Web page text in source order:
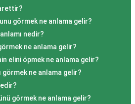
görmek ne anlama gelir?
nedir?
ne anlama gelir?
elini öpmek ne anlama gelir?
görmek ne anlama gelir?
görmek ne anlama gelir?